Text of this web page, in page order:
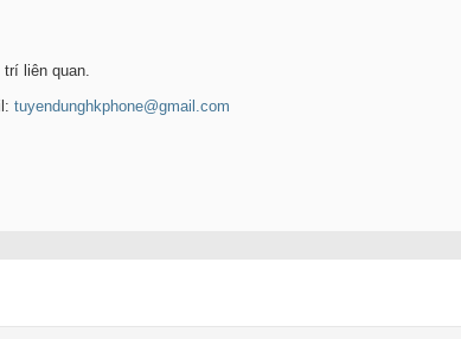
liên quan.
tuyendunghkphone@gmail.com